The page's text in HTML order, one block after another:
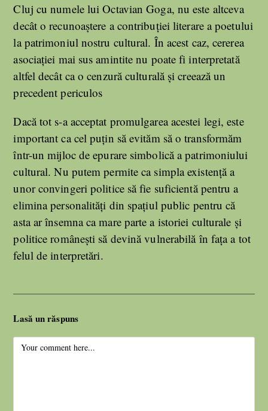
Cluj cu numele lui Octavian Goga, nu este altceva
decât o recunoaștere a contribuției literare a poetului
la patrimoniul nostru cultural. În acest caz, cererea
asociației mai sus amintite nu poate fi interpretată
altfel decât ca o cenzură culturală și creează un
precedent periculos
Dacă tot s-a acceptat promulgarea acestei legi, este
important ca cel puțin să evităm să o transformăm
într-un mijloc de epurare simbolică a patrimoniului
cultural. Nu putem permite ca simpla existență a
unor convingeri politice să fie suficientă pentru a
elimina personalități din spațiul public pentru că
asta ar însemna ca mare parte a istoriei culturale și
politice românești să devină vulnerabilă în fața a tot
felul de interpretări.
Lasă un răspuns